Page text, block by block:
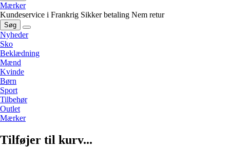
Mærker
Kundeservice i Frankrig Sikker betaling Nem retur
Søg
Nyheder
Sko
Beklædning
Mænd
Kvinde
Børn
Sport
Tilbehør
Outlet
Mærker
Tilføjer til kurv...